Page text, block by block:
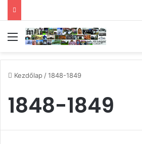
Menü
Kezdőlap/1848-1849
1848-1849